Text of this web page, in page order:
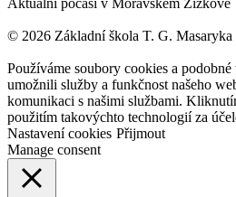
Aktuální počasí v Moravském Žižkově
© 2026 Základní škola T. G.
Používáme soubory cookies a
umožnili služby a funkčnost našeho
komunikaci s našimi službami.
použitím takovýchto technologií za
Nastavení cookies Přijmout
Manage consent